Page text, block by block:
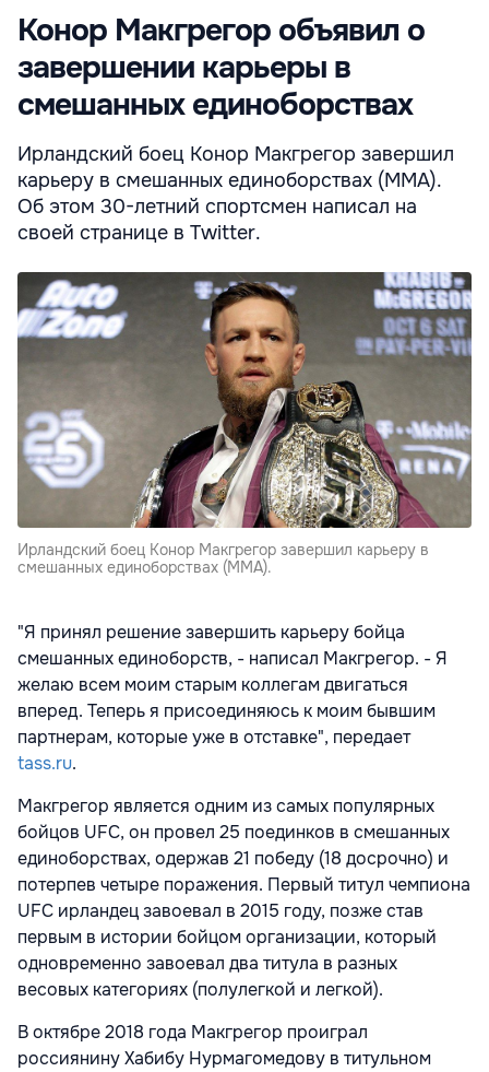
Конор Макгрегор объявил о
завершении карьеры в
смешанных единоборствах
Ирландский боец Конор Макгрегор завершил
карьеру в смешанных единоборствах (ММА).
Об этом 30-летний спортсмен написал на
своей странице в Twitter.
Ирландский боец Конор Макгрегор завершил карьеру в
смешанных единоборствах (ММА).
"Я принял решение завершить карьеру бойца
смешанных единоборств, - написал Макгрегор. - Я
желаю всем моим старым коллегам двигаться
вперед. Теперь я присоединяюсь к моим бывшим
партнерам, которые уже в отставке", передает
tass.ru.
Макгрегор является одним из самых популярных
бойцов UFC, он провел 25 поединков в смешанных
единоборствах, одержав 21 победу (18 досрочно) и
потерпев четыре поражения. Первый титул чемпиона
UFC ирландец завоевал в 2015 году, позже став
первым в истории бойцом организации, который
одновременно завоевал два титула в разных
весовых категориях (полулегкой и легкой).
В октябре 2018 года Макгрегор проиграл
россиянину Хабибу Нурмагомедову в титульном